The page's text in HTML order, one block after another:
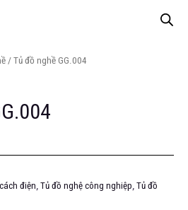
/ Tủ đồ nghề GG.004
điện Tủ đồ nghệ công nghiệp Tủ đồ